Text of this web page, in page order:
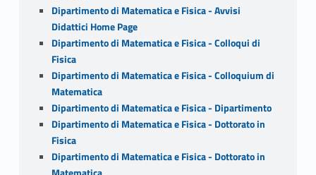
Dipartimento di Matematica e Fisica - Avvisi
Didattici Home Page
Dipartimento di Matematica e Fisica - Colloqui di
Fisica
Dipartimento di Matematica e Fisica - Colloquium di
Matematica
Dipartimento di Matematica e Fisica - Dipartimento
Dipartimento di Matematica e Fisica - Dottorato in
Fisica
Dipartimento di Matematica e Fisica - Dottorato in